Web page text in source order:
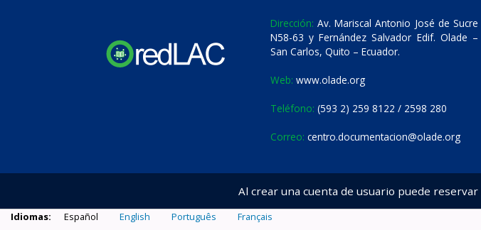
Dirección: Av. Mariscal Antonio José de Sucre
N58-63 y Fernández Salvador Edif. Olade –
San Carlos, Quito – Ecuador.
Web: www.olade.org
Teléfono: (593 2) 259 8122 / 2598 280
Correo: centro.documentacion@olade.org
Al crear una cuenta de usuario puede
Idiomas: Español English Português Français